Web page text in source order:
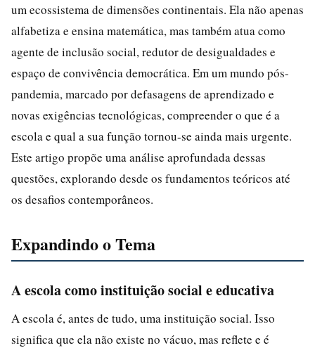
um ecossistema de dimensões continentais. Ela não apenas
alfabetiza e ensina matemática, mas também atua como
agente de inclusão social, redutor de desigualdades e
espaço de convivência democrática. Em um mundo pós-
pandemia, marcado por defasagens de aprendizado e
novas exigências tecnológicas, compreender o que é a
escola e qual a sua função tornou-se ainda mais urgente.
Este artigo propõe uma análise aprofundada dessas
questões, explorando desde os fundamentos teóricos até
os desafios contemporâneos.
Expandindo o Tema
A escola como instituição social e educativa
A escola é, antes de tudo, uma instituição social. Isso
significa que ela não existe no vácuo, mas reflete e é